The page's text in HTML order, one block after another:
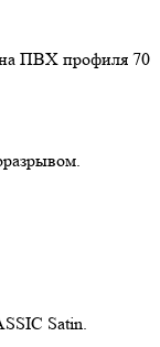
ПВХ профиля 70
Satin.